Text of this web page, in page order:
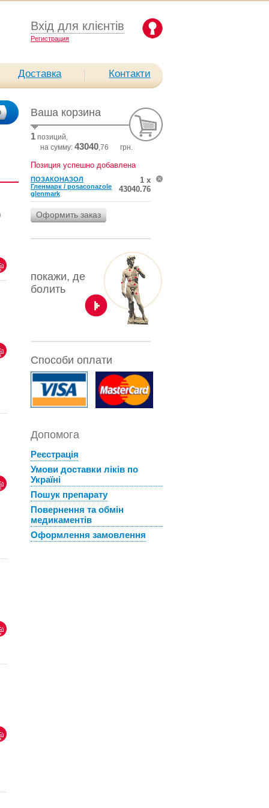
Вхід для клієнтів
Pегистрация
Доставка Контакти
Ваша корзина
1 позиций,
на сумму: 43040,76 грн.
Позиция успешно добавлена
ПОЗАКОНАЗОЛ
Гленмарк / posaconazole
glenmark
1 х
43040.76
покажи, де
болить
Способи оплати
Допомога
Реєстрація
Умови доставки ліків по
Україні
Пошук препарату
Повернення та обмін
медикаментів
Оформлення замовлення